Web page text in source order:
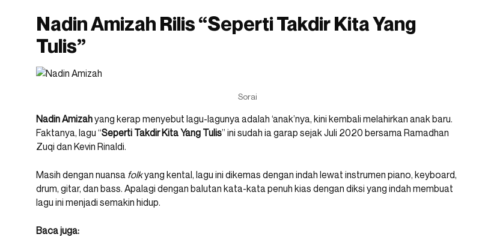
Nadin Amizah Rilis “Seperti Takdir Kita Yang
Tulis”
Sorai
Nadin Amizahyang kerap menyebut lagu-lagunya adalah ‘anak’nya, kini kembali melahirkan anak baru.
Faktanya, lagu “Seperti Takdir Kita Yang Tulis” ini sudah ia garap sejak Juli 2020 bersama Ramadhan
Zuqi dan Kevin Rinaldi.
Masih dengan nuansa folkyang kental, lagu ini dikemas dengan indah lewat instrumen piano, keyboard,
drum, gitar, dan bass. Apalagi dengan balutan kata-kata penuh kias dengan diksi yang indah membuat
lagu ini menjadi semakin hidup.
Baca juga: